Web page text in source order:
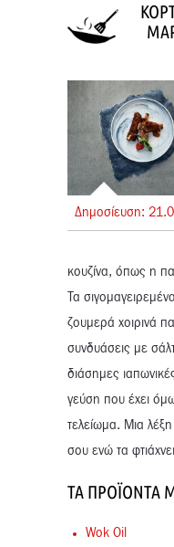
Δημοσίευση: 21.
κουζίνα, όπως η
Τα
ζουμερά χοιρινά
συνδυάσεις με
διάσημες
γεύση που έχει
τελείωμα. Μια
σου ενώ τα
ΤΑ ΠΡΟΪΌΝΤΑ
Wok Oil